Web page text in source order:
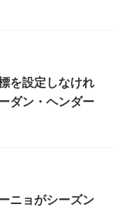
を設定しなけれ
ダン・ヘンダー
ニョがシーズン